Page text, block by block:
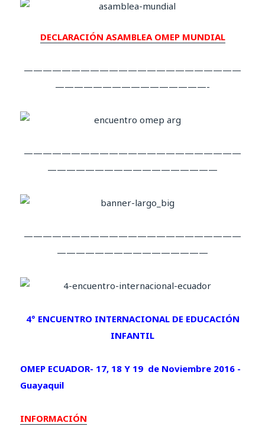
DECLARACIÓN ASAMBLEA OMEP MUNDIAL
———————————————————————
————————————————-
———————————————————————
——————————————————
———————————————————————
————————————————
4° ENCUENTRO INTERNACIONAL DE EDUCACIÓN
INFANTIL
OMEP ECUADOR- 17, 18 Y 19 de Noviembre 2016 -
Guayaquil
INFORMACIÓN